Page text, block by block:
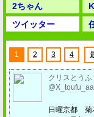
2ちゃん
ツイッター
1 2 3 4
クリスとう
日曜京都 菊